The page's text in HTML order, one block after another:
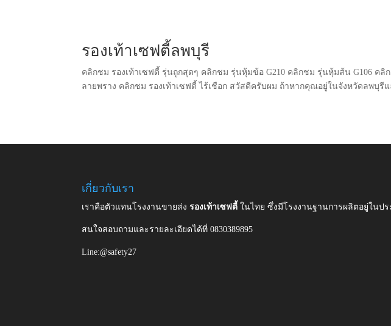
รองเท้าเซฟตี้ลพบุรี
คลิกชม รองเท้าเซฟตี้ รุ่นถูกสุดๆ คลิกชม รุ่นหุ้มข้อ G210 คลิกชม รุ่นหุ้มส้น G106 คลิ
ลายพราง คลิกชม รองเท้าเซฟตี้ ไร้เชือก สวัสดีครับผม ถ้าหากคุณอยู่ในจังหวัดลพบุรี
เกี่ยวกับเรา
เราคือตัวแทนโรงงานขายส่งรองเท้าเซฟตี้ในไทย ซึ่งมีโรงงานฐานการผลิตอยู่ใน
สนใจสอบถามและรายละเอียดได้ที่ 0830389895
Line:@safety27